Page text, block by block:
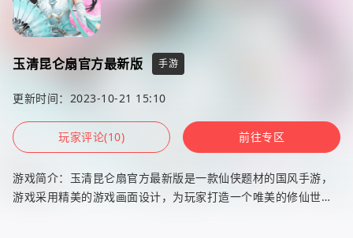
玉清昆仑扇官方最新版 手游
更新时间：2023-10-21 15:10
玩家评论(10) 前往专区
游戏简介：玉清昆仑扇官方最新版是一款仙侠题材的国风手游，
游戏采用精美的游戏画面设计，为玩家打造一个唯美的修仙世界